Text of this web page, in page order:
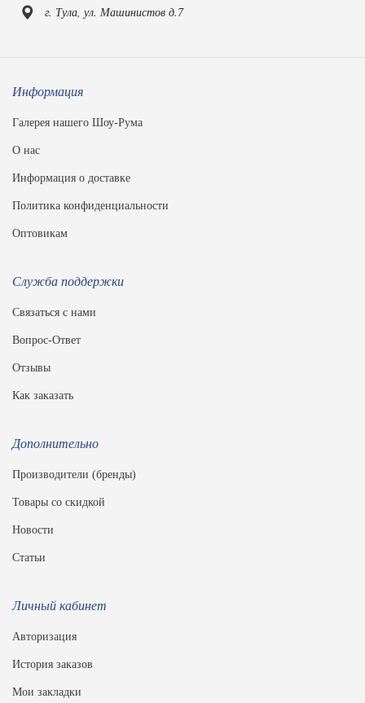
г. Тула, ул. Машинистов д.7
Информация
Галерея нашего Шоу-Рума
О нас
Информация о доставке
Политика конфиденциальности
Оптовикам
Служба поддержки
Связаться с нами
Вопрос-Ответ
Отзывы
Как заказать
Дополнительно
Производители (бренды)
Товары со скидкой
Новости
Статьи
Личный кабинет
Авторизация
История заказов
Мои закладки